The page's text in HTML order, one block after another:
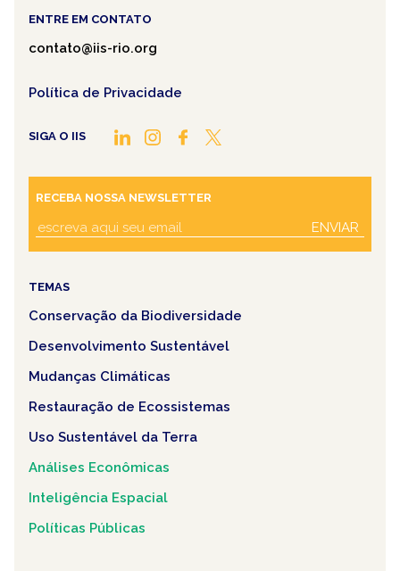
ENTRE EM CONTATO
contato@iis-rio.org
Política de Privacidade
SIGA O IIS
RECEBA NOSSA NEWSLETTER
ENVIAR
TEMAS
Conservação da Biodiversidade
Desenvolvimento Sustentável
Mudanças Climáticas
Restauração de Ecossistemas
Uso Sustentável da Terra
Análises Econômicas
Inteligência Espacial
Políticas Públicas